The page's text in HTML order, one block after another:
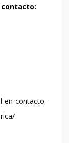
contacto:
en-contacto-